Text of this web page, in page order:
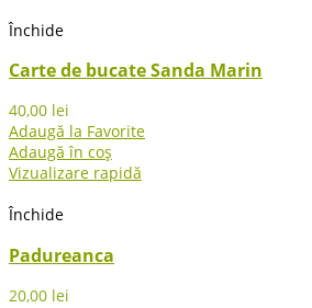
Închide
Carte de bucate Sanda Marin
40,00 lei
Adaugă la Favorite
Adaugă în coș
Vizualizare rapidă
Închide
Padureanca
20,00 lei